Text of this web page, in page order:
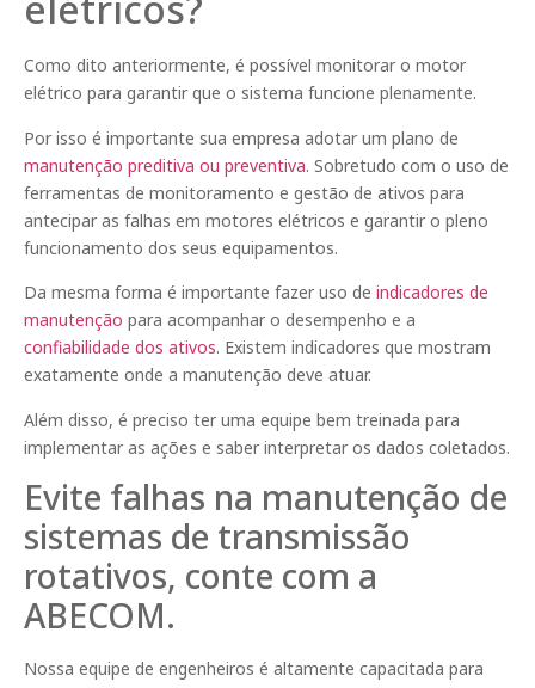
Como dito anteriormente, é possível monitorar o motor
elétrico para garantir que o sistema funcione plenamente.
Por isso é importante sua empresa adotar um plano de
manutenção preditiva ou preventiva. Sobretudo com o uso de
ferramentas de monitoramento e gestão de ativos para
antecipar as falhas em motores elétricos e garantir o pleno
funcionamento dos seus equipamentos.
Da mesma forma é importante fazer uso de indicadores de
manutenção para acompanhar o desempenho e a
confiabilidade dos ativos. Existem indicadores que mostram
exatamente onde a manutenção deve atuar.
Além disso, é preciso ter uma equipe bem treinada para
implementar as ações e saber interpretar os dados coletados.
Evite falhas na manutenção de
sistemas de transmissão
rotativos, conte com a
ABECOM.
Nossa equipe de engenheiros é altamente capacitada para